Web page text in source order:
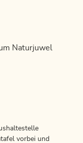
Naturjuwel
vorbei und